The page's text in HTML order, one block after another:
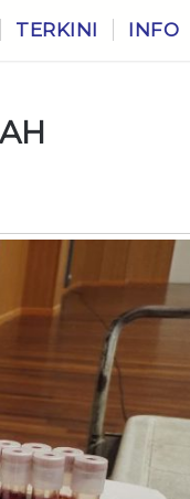
TERKINI INFO